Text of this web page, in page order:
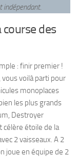
indépendant.
course des
: finir premier !
vous voilà parti pour
monoplaces
les plus grands
Destroyer
célère étoile de la
2 vaisseaux. A 2
joue en équipe de 2